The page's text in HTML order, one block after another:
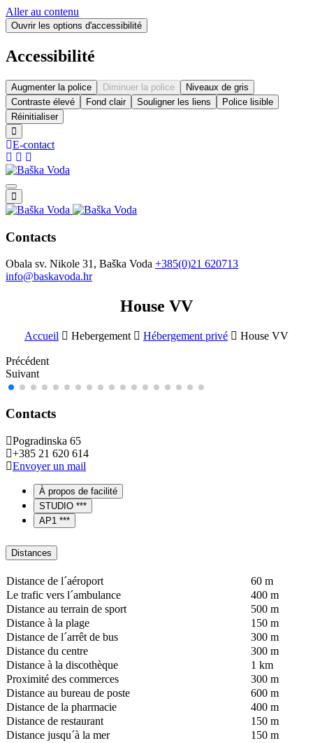
Aller au contenu
Ouvrir les options d'accessibilité
Accessibilité
Augmenter la police Diminuer la police
Niveaux de gris
Contraste élevé
Fond clair Souligner les liens
Police lisible
Réinitialiser
E-contact
Contacts
Obala sv. Nikole 31, Baška Voda +385(0)21 620713
info@baskavoda.hr
House VV
Accueil Hebergement Hébergement privé House VV
Précédent
Suivant
Contacts
Pogradinska 65
+385 21 620 614
Envoyer un mail
À propos de facilité
STUDIO ***
AP1 ***
Distances
Distance de l´aéroport
60 m
Le trafic vers l´ambulance
400 m
Distance au terrain de sport
500 m
Distance à la plage
150 m
Distance de l´arrêt de bus
300 m
Distance du centre
300 m
Distance à la discothèque
1 km
Proximité des commerces
300 m
Distance au bureau de poste
600 m
Distance de la pharmacie
400 m
Distance de restaurant
150 m
Distance jusqu´à la mer
150 m